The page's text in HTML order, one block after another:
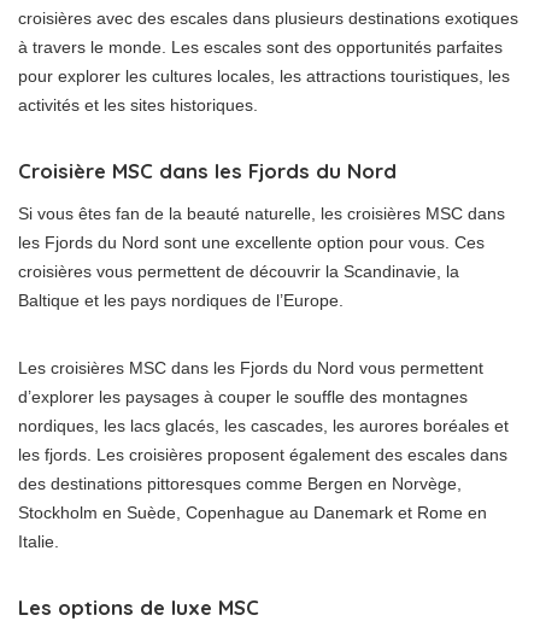
croisières avec des escales dans plusieurs destinations exotiques
à travers le monde. Les escales sont des opportunités parfaites
pour explorer les cultures locales, les attractions touristiques, les
activités et les sites historiques.
Croisière MSC dans les Fjords du Nord
Si vous êtes fan de la beauté naturelle, les croisières MSC dans
les Fjords du Nord sont une excellente option pour vous. Ces
croisières vous permettent de découvrir la Scandinavie, la
Baltique et les pays nordiques de l’Europe.
Les croisières MSC dans les Fjords du Nord vous permettent
d’explorer les paysages à couper le souffle des montagnes
nordiques, les lacs glacés, les cascades, les aurores boréales et
les fjords. Les croisières proposent également des escales dans
des destinations pittoresques comme Bergen en Norvège,
Stockholm en Suède, Copenhague au Danemark et Rome en
Italie.
Les options de luxe MSC